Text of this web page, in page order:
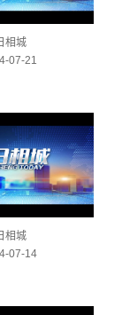
相城
07-21
相城
07-14